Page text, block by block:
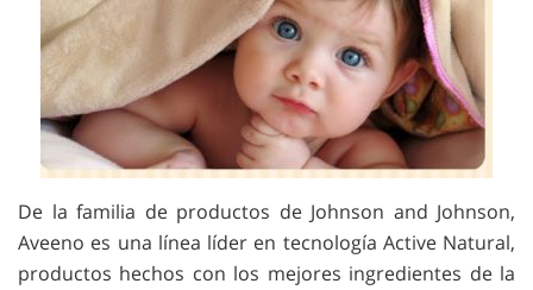
De la familia de productos de Johnson and Johnson,
Aveeno es una línea líder en tecnología Active Natural,
productos hechos con los mejores ingredientes de la